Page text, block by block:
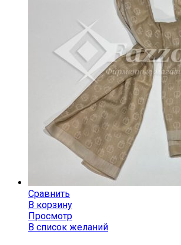
Сравнить
В корзину
Просмотр
В список желаний